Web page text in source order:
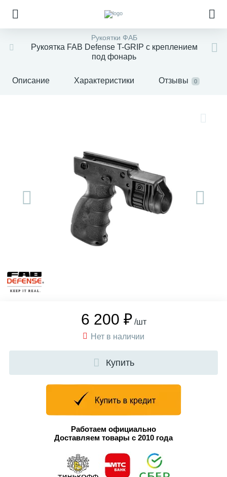
Рукоятки ФАБ
Рукоятка FAB Defense T-GRIP с креплением
под фонарь
Описание Характеристики Отзывы 0
6 200 ₽ /шт
Нет в наличии
Купить
Работаем официально
Доставляем товары с 2010 года